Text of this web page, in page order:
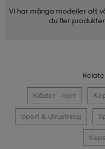
Vi har många modeller att
du fler
Kläder - Herr
Sport & utrustning